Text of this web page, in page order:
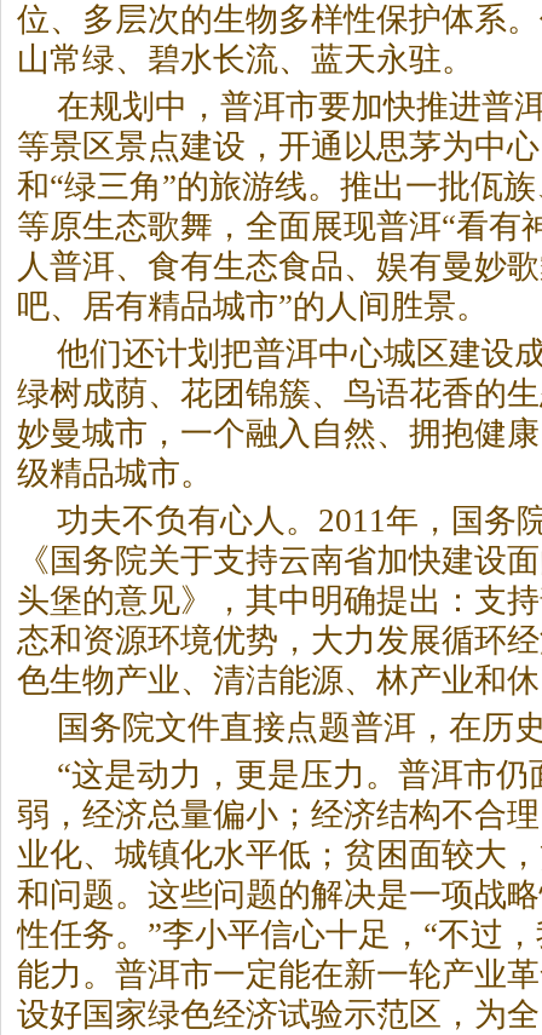
位、多层次的生物多样性保护体系
山常绿、碧水长流、蓝天永驻。
在规划中，普洱市要加快推进普
等景区景点建设，开通以思茅为中
和“绿三角”的旅游线。推出一批佤
等原生态歌舞，全面展现普洱“看有
人普洱、食有生态食品、娱有曼妙
吧、居有精品城市”的人间胜景。
他们还计划把普洱中心城区建设
绿树成荫、花团锦簇、鸟语花香的
妙曼城市，一个融入自然、拥抱健
级精品城市。
功夫不负有心人。2011年，国务
《国务院关于支持云南省加快建设
头堡的意见》，其中明确提出：支
态和资源环境优势，大力发展循环
色生物产业、清洁能源、林产业和
国务院文件直接点题普洱，在历
“这是动力，更是压力。普洱市仍
弱，经济总量偏小；经济结构不合
业化、城镇化水平低；贫困面较大
和问题。这些问题的解决是一项战
性任务。”李小平信心十足，“不过
能力。普洱市一定能在新一轮产业
设好国家绿色经济试验示范区，为